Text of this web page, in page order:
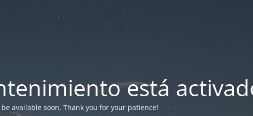
está
available soon. Thank you for your patience!